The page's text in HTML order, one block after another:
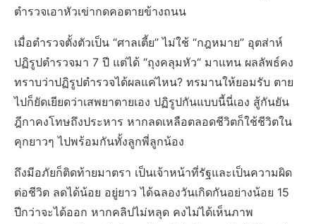
ตำรวจเอาหัวเข่ากดคอตายข้างถนน
เมื่อตำรวจตั้งตัวเป็น “ศาลเตี้ย” ไม่ใช้ “กฎหมาย” อุตส่าห์
ปฏิรูปตำรวจมา 7 ปี แต่ได้ “ถุงคลุมหัว“ มาแทน ผลลัพธ์คง
ทราบว่าปฏิรูปตำรวจได้ผลแค่ไหน? ทรมานให้ยอมรับ ตาย
ไปก็ยัดเยียดว่าเสพยาตายเอง ปฏิรูปกันแบบนี้นี่เอง สู้กันยัน
ฎีกาคงโทษถึงประหาร หากลดเหลือตลอดชีวิตก็ใช้ชีวิตใน
คุกยาวๆ ไปพร้อมกันทั้งลูกพี่ลูกน้อง
ถึงมีอภัยก็ติดท้ายมาตรา เป็นเจ้าหน้าที่รัฐและเป็นความผิด
ต่อชีวิต ลดได้น้อย อยู่ยาว ได้ฉลองวันเกิดกันอย่างน้อย 15
ปีกว่าจะได้ออก หากคลิปไม่หลุด คงไม่ได้เห็นภาพ